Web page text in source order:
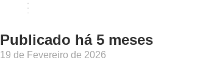
Publicado há 5 meses
19 de Fevereiro de 2026